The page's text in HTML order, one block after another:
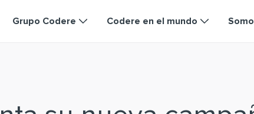
Grupo Codere Codere en el mundo